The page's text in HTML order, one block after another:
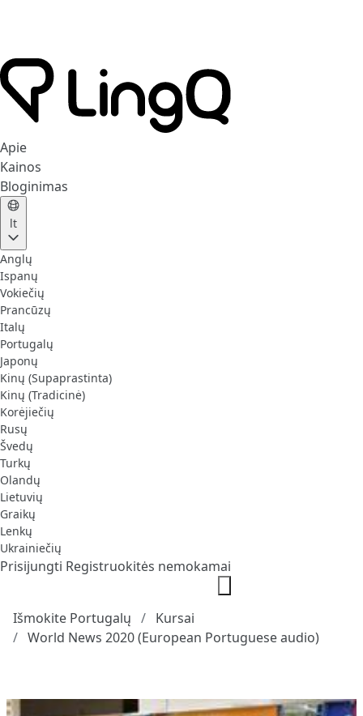
Apie
Kainos
Bloginimas
lt
Anglų
Ispanų
Vokiečių
Prancūzų
Italų
Portugalų
Japonų
Kinų (Supaprastinta)
Kinų (Tradicinė)
Korėjiečių
Rusų
Švedų
Turkų
Olandų
Lietuvių
Graikų
Lenkų
Ukrainiečių
Prisijungti Registruokitės nemokamai
Išmokite Portugalų
Kursai
World News 2020 (European Portuguese audio)